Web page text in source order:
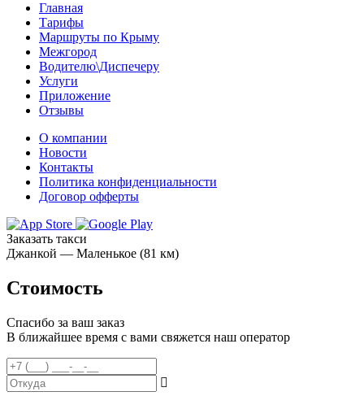
Главная
Тарифы
Маршруты по Крыму
Межгород
Водителю\Диспечеру
Услуги
Приложение
Отзывы
О компании
Новости
Контакты
Политика конфиденциальности
Договор офферты
Заказать такси
Джанкой — Маленькое (81 км)
Стоимость
Спасибо за ваш заказ
В ближайшее время с вами свяжется наш оператор